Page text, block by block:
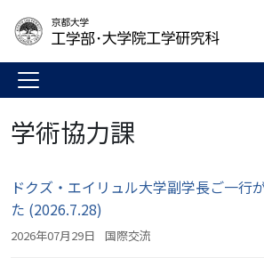
学術協力課
ドクズ・エイリュル大学副学長ご一行
た (2026.7.28)
2026年07月29日 国際交流